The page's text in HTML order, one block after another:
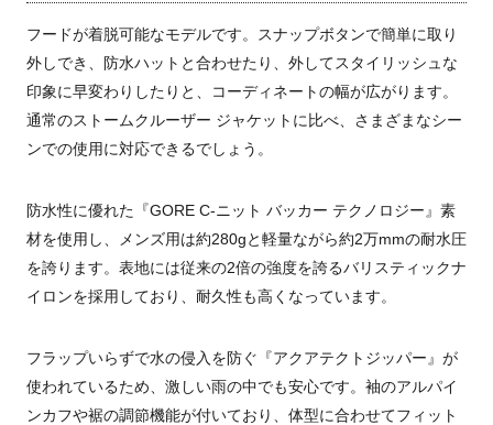
フードが着脱可能なモデルです。スナップボタンで簡単に取り
外しでき、防水ハットと合わせたり、外してスタイリッシュな
印象に早変わりしたりと、コーディネートの幅が広がります。
通常のストームクルーザー ジャケットに比べ、さまざまなシー
ンでの使用に対応できるでしょう。
防水性に優れた『GORE C-ニット バッカー テクノロジー』素
材を使用し、メンズ用は約280gと軽量ながら約2万mmの耐水圧
を誇ります。表地には従来の2倍の強度を誇るバリスティックナ
イロンを採用しており、耐久性も高くなっています。
フラップいらずで水の侵入を防ぐ『アクアテクトジッパー』が
使われているため、激しい雨の中でも安心です。袖のアルパイ
ンカフや裾の調節機能が付いており、体型に合わせてフィット